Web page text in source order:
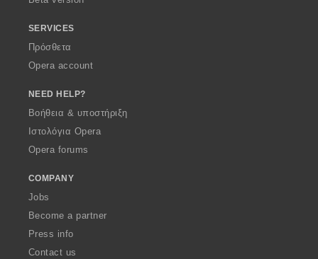
SERVICES
Πρόσθετα
Opera account
NEED HELP?
Βοήθεια & υποστήριξη
Ιστολόγια Opera
Opera forums
COMPANY
Jobs
Become a partner
Press info
Contact us